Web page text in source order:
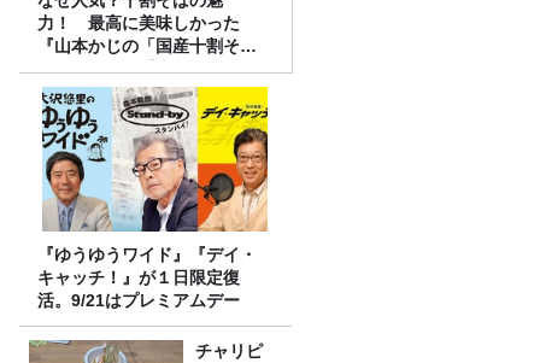
力！ 最高に美味しかった
『山本かじの「国産十割そ
ば」』とは？【十割そば10種
食べ比べ】
『ゆうゆうワイド』『デイ・
キャッチ！』が１日限定復
活。9/21はプレミアムデー
チャリピ